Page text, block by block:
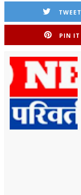
TWEET
PIN IT